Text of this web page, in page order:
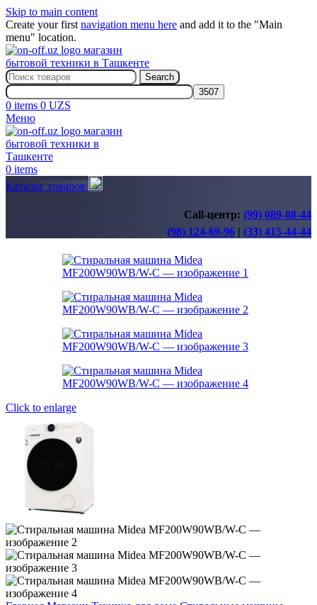
Skip to main content
Create your first navigation menu here and add it to the "Main
menu" location.
Search
0 items 0 UZS
Меню
0 items
Каталог товаров
Call-центр: (99) 089-88-44
(98) 124-69-96 | (33) 415-44-44
Click to enlarge